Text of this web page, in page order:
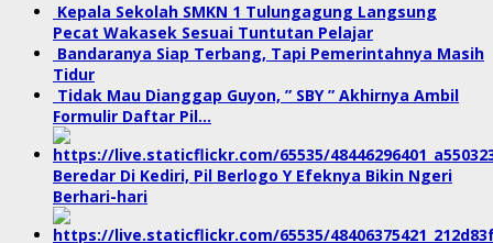
Kepala Sekolah SMKN 1 Tulungagung Langsung
Pecat Wakasek Sesuai Tuntutan Pelajar
Bandaranya Siap Terbang, Tapi Pemerintahnya Masih
Tidur
Tidak Mau Dianggap Guyon, ” SBY ” Akhirnya Ambil
Formulir Daftar Pil…
Beredar Di Kediri, Pil Berlogo Y Efeknya Bikin Ngeri
Berhari-hari